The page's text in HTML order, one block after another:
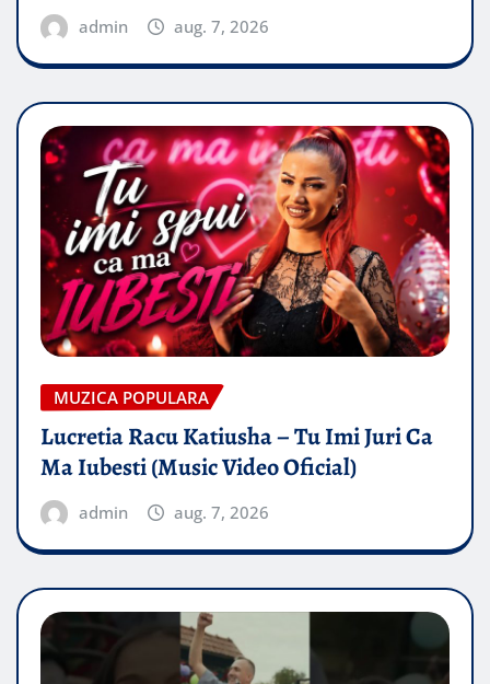
admin aug. 7, 2026
MUZICA POPULARA
Lucretia Racu Katiusha – Tu Imi Juri Ca
Ma Iubesti (Music Video Oficial)
admin aug. 7, 2026